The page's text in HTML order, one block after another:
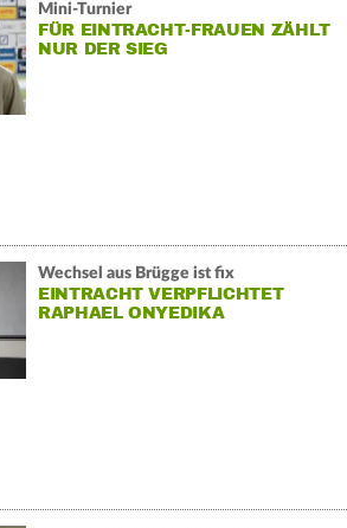
Mini-Turnier
FÜR EINTRACHT-FRAUEN ZÄHLT
NUR DER SIEG
Wechsel aus Brügge ist fix
EINTRACHT VERPFLICHTET
RAPHAEL ONYEDIKA